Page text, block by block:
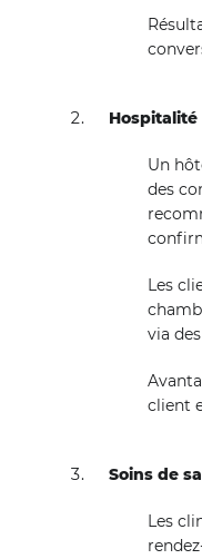
Hospitalité
Un
des
Les
via
client
Soins de
Les